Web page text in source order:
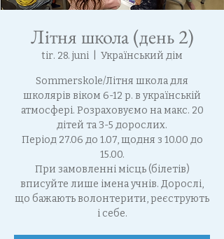
Літня школа (день 2)
tir. 28. juni Український дім
Sommerskole/Літня школа для
школярів віком 6-12 р. в українській
атмосфері. Розраховуємо на макс. 20
дітей та 3-5 дорослих.
Період 27.06 до 1.07, щодня з 10.00 до
15.00.
При замовленні місць (білетів)
вписуйте лише імена учнів. Дорослі,
що бажають волонтерити, реєструють
і себе.